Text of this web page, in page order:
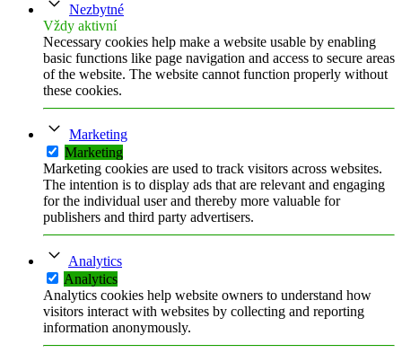
Nezbytné
Vždy aktivní
Necessary cookies help make a website usable by enabling
basic functions like page navigation and access to secure areas
of the website. The website cannot function properly without
these cookies.
Marketing
Marketing
Marketing cookies are used to track visitors across websites.
The intention is to display ads that are relevant and engaging
for the individual user and thereby more valuable for
publishers and third party advertisers.
Analytics
Analytics
Analytics cookies help website owners to understand how
visitors interact with websites by collecting and reporting
information anonymously.